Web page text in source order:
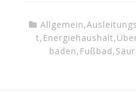
Allgemein,
t, Energiehaushalt,
baden, Fußbad,